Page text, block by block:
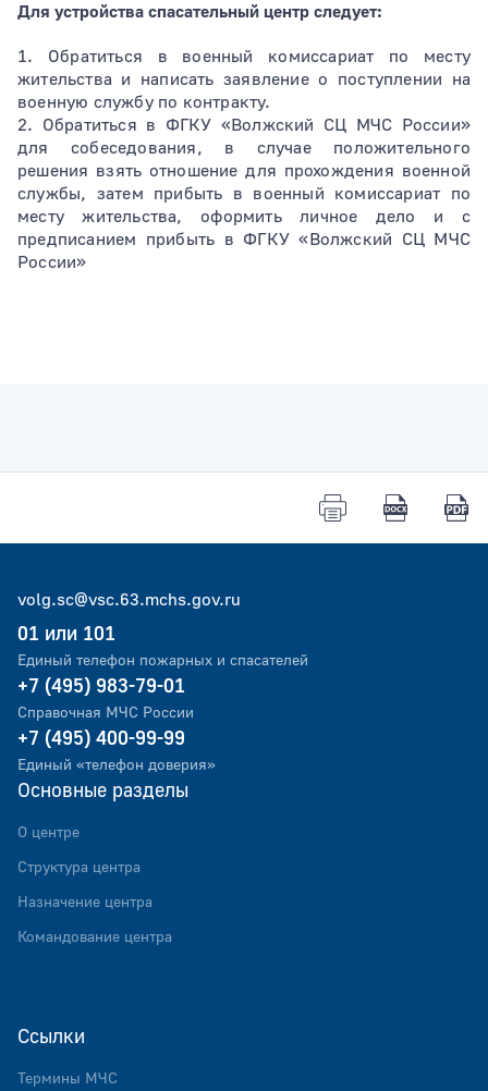
Для устройства спасательный центр следует:
1. Обратиться в военный комиссариат по месту
жительства и написать заявление о поступлении на
военную службу по контракту.
2. Обратиться в ФГКУ «Волжский СЦ МЧС России»
для собеседования, в случае положительного
решения взять отношение для прохождения военной
службы, затем прибыть в военный комиссариат по
месту жительства, оформить личное дело и с
предписанием прибыть в ФГКУ «Волжский СЦ МЧС
России»
volg.sc@vsc.63.mchs.gov.ru
01 или 101
Единый телефон пожарных и спасателей
+7 (495) 983-79-01
Справочная МЧС России
+7 (495) 400-99-99
Единый «телефон доверия»
Основные разделы
О центре
Структура центра
Назначение центра
Командование центра
Ссылки
Термины МЧС